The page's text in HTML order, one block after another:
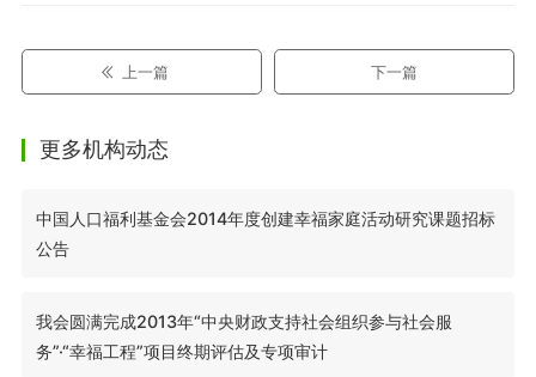
上一篇 下一篇
更多机构动态
中国人口福利基金会2014年度创建幸福家庭活动研究课题招标
公告
我会圆满完成2013年“中央财政支持社会组织参与社会服
务”·“幸福工程”项目终期评估及专项审计